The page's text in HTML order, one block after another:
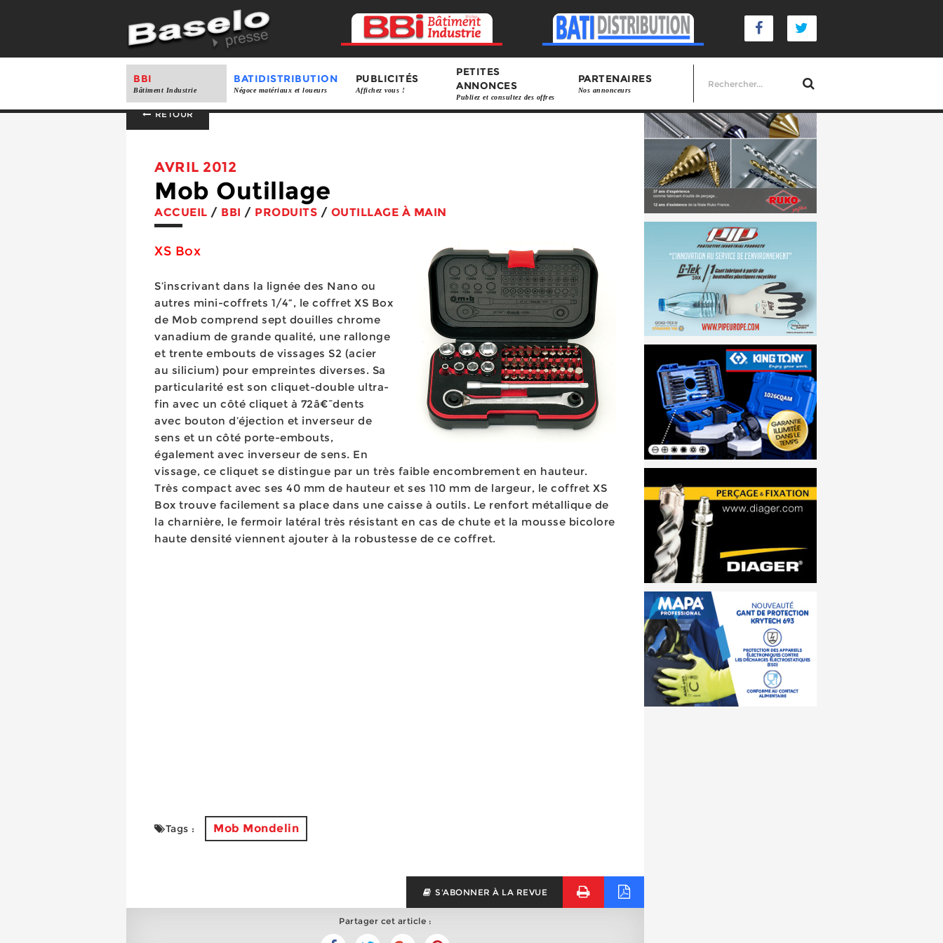
BBI
Bâtiment Industrie
BATIDISTRIBUTION
Négoce matériaux et loueurs
PUBLICITÉS
Affichez vous !
PETITES
ANNONCES
Publiez et consultez des offres
PARTENAIRES
Nos annonceurs
RETOUR
AVRIL 2012
Mob Outillage
ACCUEIL / BBI / PRODUITS / OUTILLAGE À MAIN
XS Box
S’inscrivant dans la lignée des Nano ou
autres mini-coffrets 1/4“, le coffret XS Box
de Mob comprend sept douilles chrome
vanadium de grande qualité, une rallonge
et trente embouts de vissages S2 (acier
au silicium) pour empreintes diverses. Sa
particularité est son cliquet-double ultra-
fin avec un côté cliquet à 72â€¯dents
avec bouton d’éjection et inverseur de
sens et un côté porte-embouts,
également avec inverseur de sens. En
vissage, ce cliquet se distingue par un très faible encombrement en hauteur.
Très compact avec ses 40 mm de hauteur et ses 110 mm de largeur, le coffret XS
Box trouve facilement sa place dans une caisse à outils. Le renfort métallique de
la charnière, le fermoir latéral très résistant en cas de chute et la mousse bicolore
haute densité viennent ajouter à la robustesse de ce coffret.
Tags : Mob Mondelin
S'ABONNER À LA REVUE
Partager cet article :